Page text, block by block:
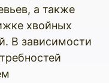
а также
хвойных
В зависимости